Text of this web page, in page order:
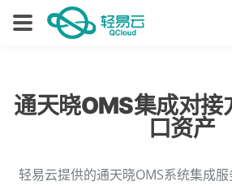
通天晓OMS集成对接
口资产
轻易云提供的通天晓OMS系统集成